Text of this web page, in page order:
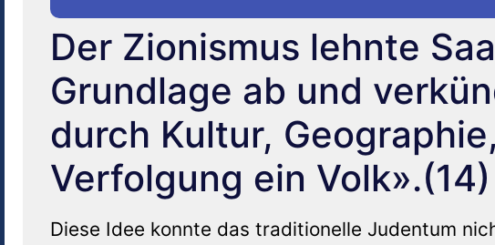
Der Zionismus lehnte
Grundlage ab und
durch Kultur,
Verfolgung ein Volk».(14)
Diese Idee konnte das traditionelle Judentum